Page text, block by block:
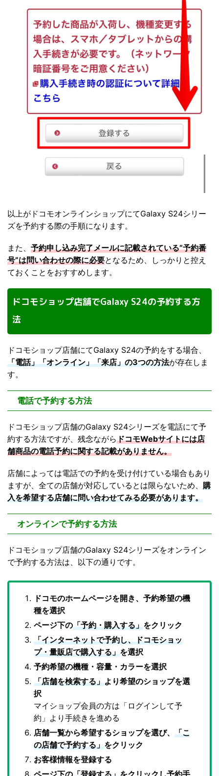
以上がドコモオンラインショップにてGalaxy S24シリー
ズを予約する際の手順になります。
また、 予約申し込み完了メールに記載されている”予約番
号”は問い合わせの際に必要となるため、しっかりと控え
ておくことをおすすめします。
ドコモショップ店舗でGalaxy S24の予約する方
法
ドコモショップ店舗にてGalaxy S24の予約をする場合、
「電話」「オンライン」「来店」の3つの方法が存在しま
す。
電話で予約する方法
ドコモショップ店舗のGalaxy S24シリーズを電話にて予
約する方法ですが、残念ながらドコモWebサイトには店
舗商品の電話予約に関する記載がありません。
店舗によっては電話での予約を受け付けている場合もあり
ますが、全ての店舗が対応しているとは限らないため、 購
入を希望する店舗に問い合わせてみる必要があります。
オンラインで予約する方法
ドコモショップ店舗のGalaxy S24シリーズをオンライン
で予約する方法は、以下の通りです。
ドコモのホームページを開き、予約希望の機
種を選択
ページ下の「予約・購入する」をクリック
「インターネットで予約し、ドコモショッ
プ・量販店で購入する」を選択
予約希望の機種・容量・カラーを選択
「店舗を検索する」より希望のショップを選
択
マイショップ会員の方は「ログインして予
約」より手続きを進める
店舗一覧から希望するショップを選び、 「こ
の店舗で予約する」をクリック
お客様情報を登録する